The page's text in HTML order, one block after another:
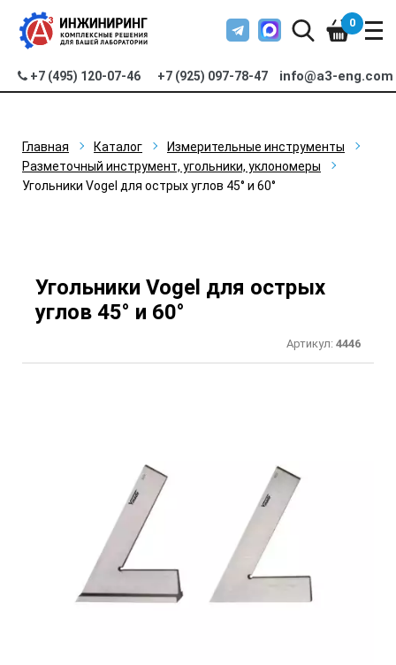
+7 (495) 120-07-46 +7 (925) 097-78-47 info@a3-eng.com
0
Главная Каталог
Измерительные инструменты
Разметочный инструмент, угольники, уклономеры
Угольники Vogel для острых углов 45° и 60°
Угольники Vogel для острых
углов 45° и 60°
Артикул: 4446